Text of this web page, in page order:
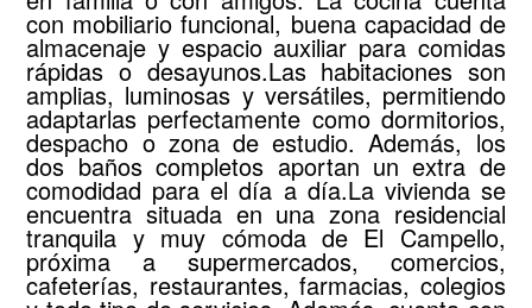
con mobiliario funcional, buena capacidad de
almacenaje y espacio auxiliar para comidas
rápidas o desayunos.Las habitaciones son
amplias, luminosas y versátiles, permitiendo
adaptarlas perfectamente como dormitorios,
despacho o zona de estudio. Además, los
dos baños completos aportan un extra de
comodidad para el día a día.La vivienda se
encuentra situada en una zona residencial
tranquila y muy cómoda de El Campello,
próxima a supermercados, comercios,
cafeterías, restaurantes, farmacias, colegios